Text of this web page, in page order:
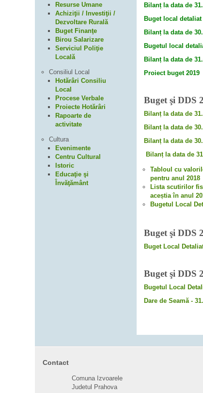
Bilanț la data de
Buget local detaliat
Bilanț la data de
Bugetul local
Bilanț la data de
Proiect buget 2019
Buget şi DDS
Bilanț la data de
Bilanț la data de
Bilanț la data de
Bilanț la data de
Tabloul cu
pentru anul 2018
Lista scutirilor
aceștia în anul
Bugetul Local
Buget şi DDS
Buget Local
Buget şi DDS
Bugetul Local
Dare de Seamă -
Resurse Umane
Achiziţii / Investiţii /
Dezvoltare Rurală
Buget Finanţe
Birou Salarizare
Serviciul Poliţie
Locală
Consiliul Local
Hotărâri Consiliu
Local
Procese Verbale
Proiecte Hotărâri
Rapoarte de
activitate
Cultura
Evenimente
Centru Cultural
Istoric
Educaţie şi
Învăţământ
Contact
Comuna Izvoarele
Judetul Prahova